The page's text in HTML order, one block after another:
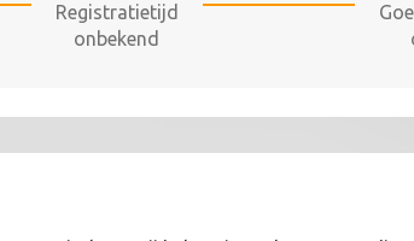
Registratietijd
onbekend